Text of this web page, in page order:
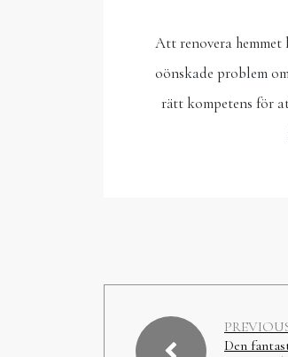
Att renovera hemmet
oönskade problem
rätt kompetens för
Den